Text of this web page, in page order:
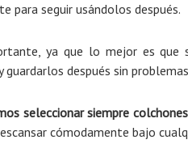
para seguir usándolos después.
ya que lo mejor es que
guardarlos después sin
seleccionar siempre
cómodamente bajo